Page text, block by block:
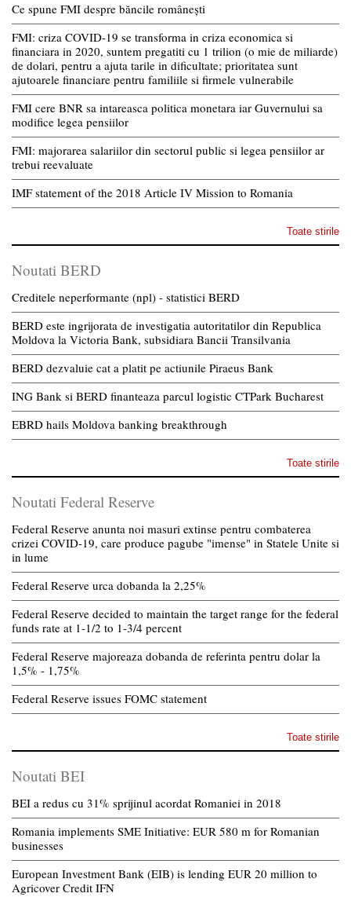
Ce spune FMI despre băncile românești
FMI: criza COVID-19 se transforma in criza economica si
financiara in 2020, suntem pregatiti cu 1 trilion (o mie de miliarde)
de dolari, pentru a ajuta tarile in dificultate; prioritatea sunt
ajutoarele financiare pentru familiile si firmele vulnerabile
FMI cere BNR sa intareasca politica monetara iar Guvernului sa
modifice legea pensiilor
FMI: majorarea salariilor din sectorul public si legea pensiilor ar
trebui reevaluate
IMF statement of the 2018 Article IV Mission to Romania
Toate stirile
Noutati BERD
Creditele neperformante (npl) - statistici BERD
BERD este ingrijorata de investigatia autoritatilor din Republica
Moldova la Victoria Bank, subsidiara Bancii Transilvania
BERD dezvaluie cat a platit pe actiunile Piraeus Bank
ING Bank si BERD finanteaza parcul logistic CTPark Bucharest
EBRD hails Moldova banking breakthrough
Toate stirile
Noutati Federal Reserve
Federal Reserve anunta noi masuri extinse pentru combaterea
crizei COVID-19, care produce pagube "imense" in Statele Unite si
in lume
Federal Reserve urca dobanda la 2,25%
Federal Reserve decided to maintain the target range for the federal
funds rate at 1-1/2 to 1-3/4 percent
Federal Reserve majoreaza dobanda de referinta pentru dolar la
1,5% - 1,75%
Federal Reserve issues FOMC statement
Toate stirile
Noutati BEI
BEI a redus cu 31% sprijinul acordat Romaniei in 2018
Romania implements SME Initiative: EUR 580 m for Romanian
businesses
European Investment Bank (EIB) is lending EUR 20 million to
Agricover Credit IFN